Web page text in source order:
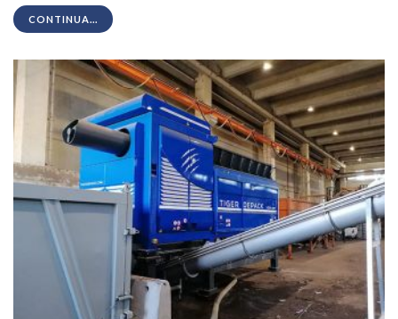
CONTINUA...